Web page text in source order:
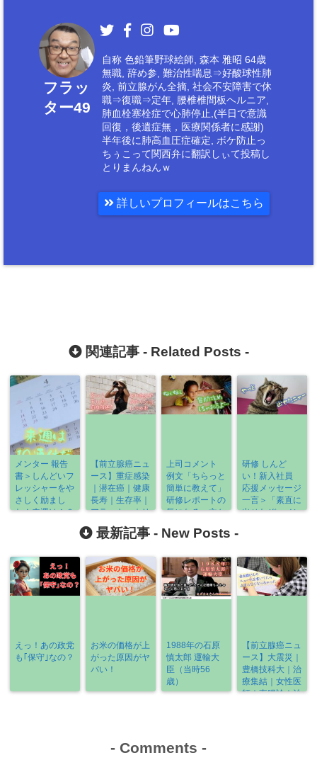
フラッ
ター49
自称 色鉛筆野球絵師, 森本 雅昭 64歳
無職, 辞め参, 難治性喘息⇒好酸球性肺
炎, 前立腺がん全摘, 社会不安障害で休
職⇒復職⇒定年, 腰椎椎間板ヘルニア,
肺血栓塞栓症で心肺停止,(半日で意識
回復，後遺症無，医療関係者に感謝)
半年後に肺高血圧症確定, ボケ防止っ
ちぅこって関西弁に翻訳しぃて投稿し
とりまんねんｗ
詳しいプロフィールはこちら
関連記事 - Related Posts -
メンター 報告
書＞しんどいフ
レッシャーをや
さしく励まし
た！来週は１０
【前立腺癌ニュ
ース】重症感染
｜潜在癌｜健康
長寿｜生存率｜
アラーキー｜リ
ニアック｜三谷
幸喜｜《2021-
12/24》
上司コメント
例文「ちらっと
簡単に教えて」
研修レポートの
気になる一文か
研修 しんど
い！新入社員
応援メッセージ
一言＞「素直に
出せたぞ」メン
最新記事 - New Posts -
えっ！あの政党
も｢保守｣なの？
お米の価格が上
がった原因がヤ
バい！
1988年の石原
慎太郎 運輸大
臣（当時56
歳）
【前立腺癌ニュ
ース】大震災｜
豊橋技科大｜治
療集結｜女性医
師｜直腸診｜治
- Comments -